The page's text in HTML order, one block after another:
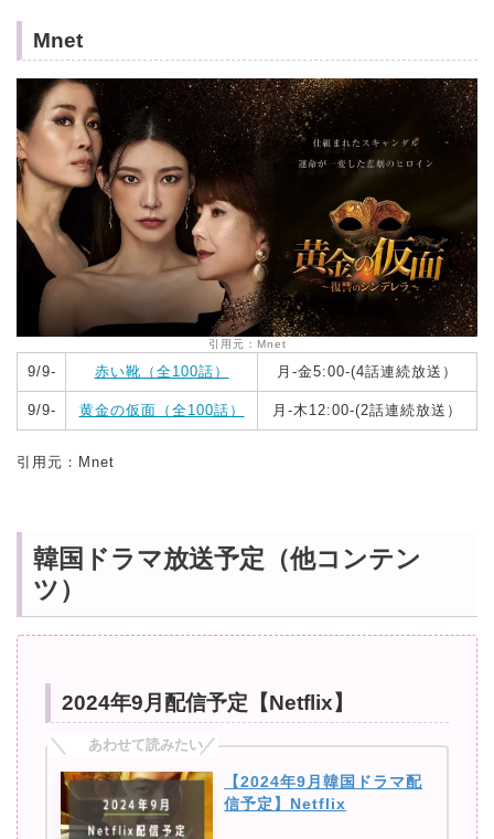
Mnet
引用元：Mnet
9/9- 赤い靴（全100話） 月‐金5:00-(4話連続放送）
9/9- 黄金の仮面（全100話） 月‐木12:00-(2話連続放送）
引用元：Mnet
韓国ドラマ放送予定（他コンテン
ツ）
2024年9月配信予定【Netflix】
【2024年9月韓国ドラマ配
信予定】Netflix